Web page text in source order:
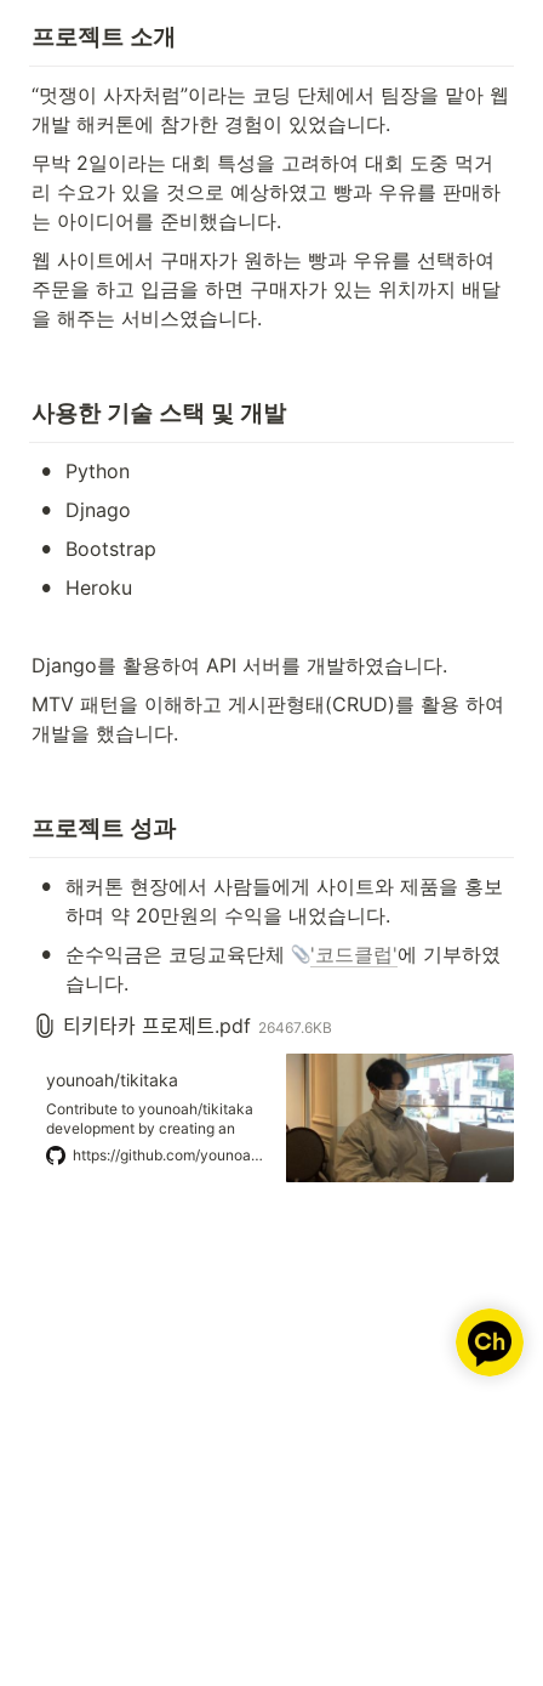
프로젝트 소개
“멋쟁이 사자처럼”이라는 코딩 단체에서 팀장을 맡아 웹
개발 해커톤에 참가한 경험이 있었습니다.
무박 2일이라는 대회 특성을 고려하여 대회 도중 먹거
리 수요가 있을 것으로 예상하였고 빵과 우유를 판매하
는 아이디어를 준비했습니다.
웹 사이트에서 구매자가 원하는 빵과 우유를 선택하여
주문을 하고 입금을 하면 구매자가 있는 위치까지 배달
을 해주는 서비스였습니다.
사용한 기술 스택 및 개발
• Python
• Djnago
• Bootstrap
• Heroku
Django를 활용하여 API 서버를 개발하였습니다.
MTV 패턴을 이해하고 게시판형태(CRUD)를 활용 하여
개발을 했습니다.
프로젝트 성과
• 해커톤 현장에서 사람들에게 사이트와 제품을 홍보
하며 약 20만원의 수익을 내었습니다.
• 순수익금은 코딩교육단체 '코드클럽'에 기부하였
습니다.
티키타카 프로제트.pdf 26467.6KB
younoah/tikitaka
Contribute to younoah/tikitaka
development by creating an
account on GitHub.
https://github.com/younoah/tikitaka